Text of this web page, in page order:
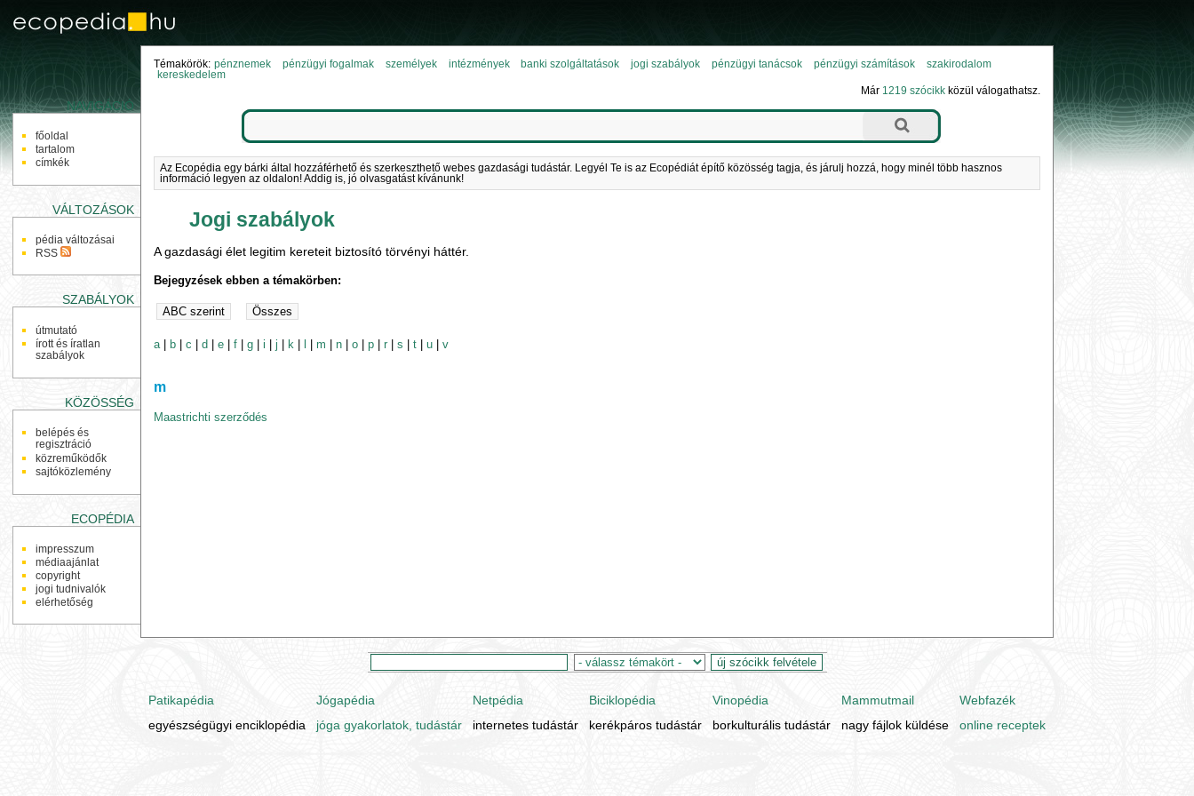
NAVIGÁCIÓ
főoldal
tartalom
címkék
VÁLTOZÁSOK
pédia változásai
RSS
SZABÁLYOK
útmutató
írott és íratlan
szabályok
KÖZÖSSÉG
belépés és
regisztráció
közreműködők
sajtóközlemény
ECOPÉDIA
impresszum
médiaajánlat
copyright
jogi tudnivalók
elérhetőség
Témakörök: pénznemek pénzügyi fogalmak személyek intézmények banki szolgáltatások jogi szabályok pénzügyi tanácsok pénzügyi számítások
szakirodalom
kereskedelem
Már 1219 szócikkközül válogathatsz.
Az Ecopédia egy bárki által hozzáférhető és szerkeszthető webes gazdasági tudástár. Legyél Te is az Ecopédiát építő közösség tagja, és járulj hozzá, hogy minél több hasznos
információ legyen az oldalon! Addig is, jó olvasgatást kívánunk!
Jogi szabályok
A gazdasági élet legitim kereteit biztosító törvényi háttér.
Bejegyzések ebben a témakörben:
a |b |c |d |e |f |g |i |j |k |l |m |n |o |p |r |s |t |u |v
m
Maastrichti szerződés
Patikapédia Jógapédia Netpédia Biciklopédia Vinopédia Mammutmail
Webfazék
egyészségügyi enciklopédia
jóga gyakorlatok, tudástár internetes tudástár kerékpáros tudástár borkulturális tudástár nagy fájlok küldése online receptek